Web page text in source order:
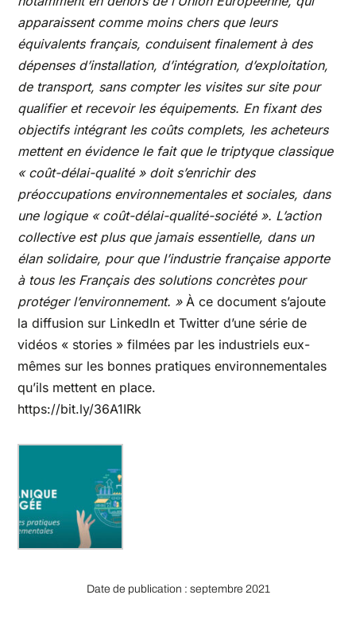
apparaissent comme moins chers que leurs
équivalents français, conduisent finalement à des
dépenses d’installation, d’intégration, d’exploitation,
de transport, sans compter les visites sur site pour
qualifier et recevoir les équipements. En fixant des
objectifs intégrant les coûts complets, les acheteurs
mettent en évidence le fait que le triptyque classique
« coût-délai-qualité » doit s’enrichir des
préoccupations environnementales et sociales, dans
une logique « coût-délai-qualité-société ». L’action
collective est plus que jamais essentielle, dans un
élan solidaire, pour que l’industrie française apporte
à tous les Français des solutions concrètes pour
protéger l’environnement. »À ce document s’ajoute
la diffusion sur LinkedIn et Twitter d’une série de
vidéos « stories » filmées par les industriels eux-
mêmes sur les bonnes pratiques environnementales
qu’ils mettent en place.
https://bit.ly/36A1IRk
Date de publication : septembre 2021